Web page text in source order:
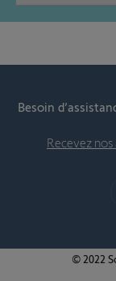
Besoin
Recevez nos
© 2022